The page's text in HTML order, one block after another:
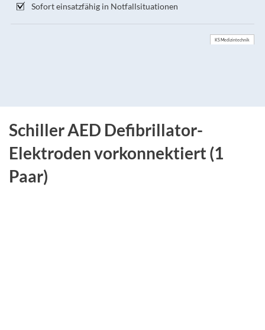
Sofort einsatzfähig in Notfallsituationen
KS Medizintechnik
Schiller AED Defibrillator-
Elektroden vorkonnektiert (1
Paar)